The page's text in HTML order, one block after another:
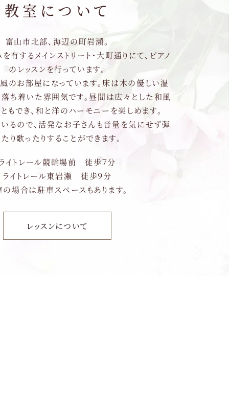
教室について
富山市北部、海辺の町岩瀬。
有するメインストリート・大町通りにて、ピアノ
のレッスンを行っています。
のお部屋になっています。床は木の優しい温
落ち着いた雰囲気です。昼間は広々とした和風
もでき、和と洋のハーモニーを楽しめます。
るので、活発なお子さんも音量を気にせず弾
り歌ったりすることができます。
イトレール競輪場前 徒歩７分
ライトレール東岩瀬 徒歩９分
場合は駐車スペースもあります。
レッスンについて